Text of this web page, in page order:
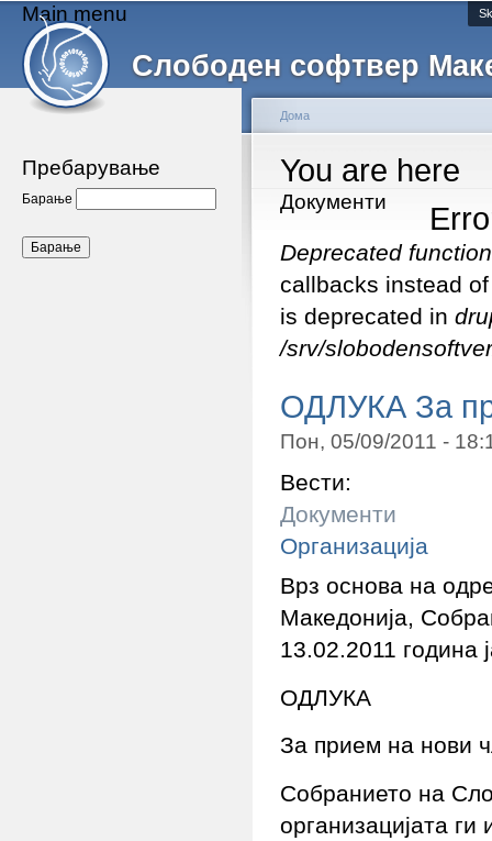
Слободен софтвер
Main menu
Пребарување
Барање
You are here
Дома
Документи
Deprecated function
callbacks instead
is deprecated in
/srv/
ОДЛУКА За
Пон, 05/09/2011 -
Вести:
Документи
Организација
Врз основа на
Македонија,
13.02.2011 година
ОДЛУКА
За прием на нови
Собранието на
организацијата ги